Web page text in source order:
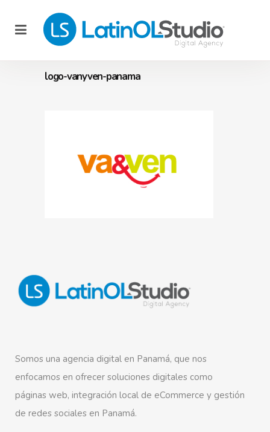
logo-vanyven-panama
Somos una agencia digital en Panamá, que nos
enfocamos en ofrecer soluciones digitales como
páginas web, integración local de eCommerce y gestión
de redes sociales en Panamá.